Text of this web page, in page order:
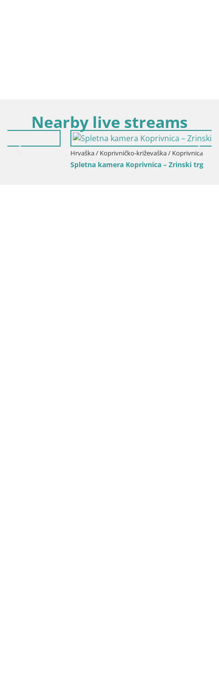
Nearby live streams
Hrvaška / Koprivničko-križevaška / Koprivnica
Spletna kamera Koprivnica – Zrinski trg